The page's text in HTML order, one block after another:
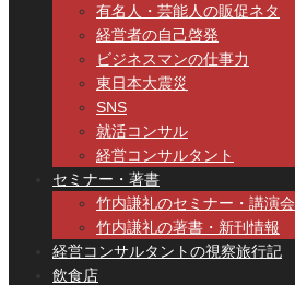
有名人・芸能人の販促ネタ
経営者の自己啓発
ビジネスマンの仕事力
東日本大震災
SNS
就活コンサル
経営コンサルタント
セミナー・著書
竹内謙礼のセミナー・講演会
竹内謙礼の著書・新刊情報
経営コンサルタントの視察旅行記
飲食店